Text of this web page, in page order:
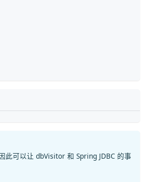
可以让 dbVisitor 和 Spring JDBC 的事